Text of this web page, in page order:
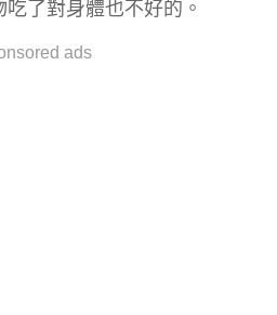
了對身體也不好的。
ads